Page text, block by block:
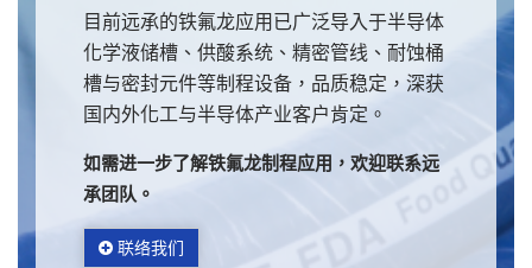
目前远承的铁氟龙应用已广泛导入于半导体
化学液储槽、供酸系统、精密管线、耐蚀桶
槽与密封元件等制程设备，品质稳定，深获
国内外化工与半导体产业客户肯定。
如需进一步了解铁氟龙制程应用，欢迎联系远
承团队。
联络我们